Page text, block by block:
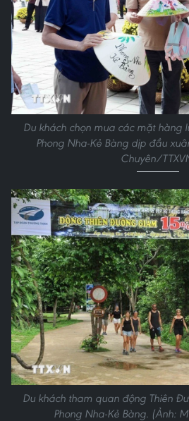
Du khách chọn mua các mặt hàng
Phong Nha-Kẻ Bàng dịp đầu
Chuyên/
Du khách tham quan động Thiên
Phong Nha-Kẻ Bàng. (Ảnh: